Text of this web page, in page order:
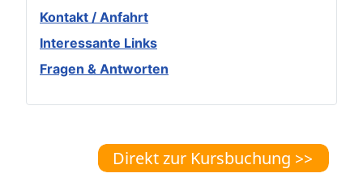
Kontakt / Anfahrt
Interessante Links
Fragen & Antworten